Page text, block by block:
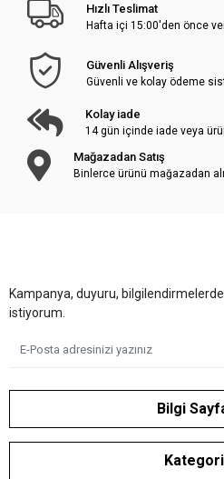
Hızlı Teslimat
Hafta içi 15:00'den önce
Güvenli Alışveriş
Güvenli ve kolay ödeme
Kolay iade
14 gün içinde iade veya
Mağazadan Satış
Binlerce ürünü mağazadan
Kampanya, duyuru,
istiyorum.
Bilgi